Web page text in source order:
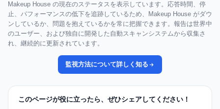
Makeup House の現在のステータスを表示しています。応答時間、停
止、パフォーマンスの低下を追跡しているため、Makeup House がダウ
ンしているか、問題を抱えているかを常に把握できます。報告は世界中
のユーザー、および独自に開発した自動スキャンシステムから収集さ
れ、継続的に更新されています。
監視方法について詳しく知る
このページが役に立ったら、ぜひシェアしてください！